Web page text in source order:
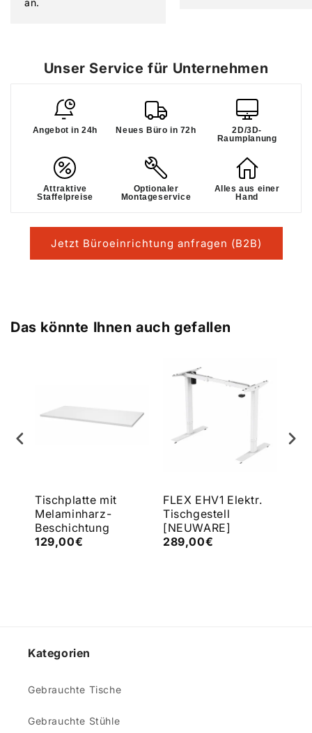
an.
Unser Service für Unternehmen
Angebot in 24h Neues Büro in 72h
2D/3D-
Raumplanung
Attraktive
Staffelpreise
Optionaler
Montageservice
Alles aus einer
Hand
Jetzt Büroeinrichtung anfragen (B2B)
Das könnte Ihnen auch gefallen
Tischplatte mit
Melaminharz-
Beschichtung
129,00€
FLEX EHV1 Elektr.
Tischgestell
[NEUWARE]
289,00€
Kategorien
Gebrauchte Tische
Gebrauchte Stühle